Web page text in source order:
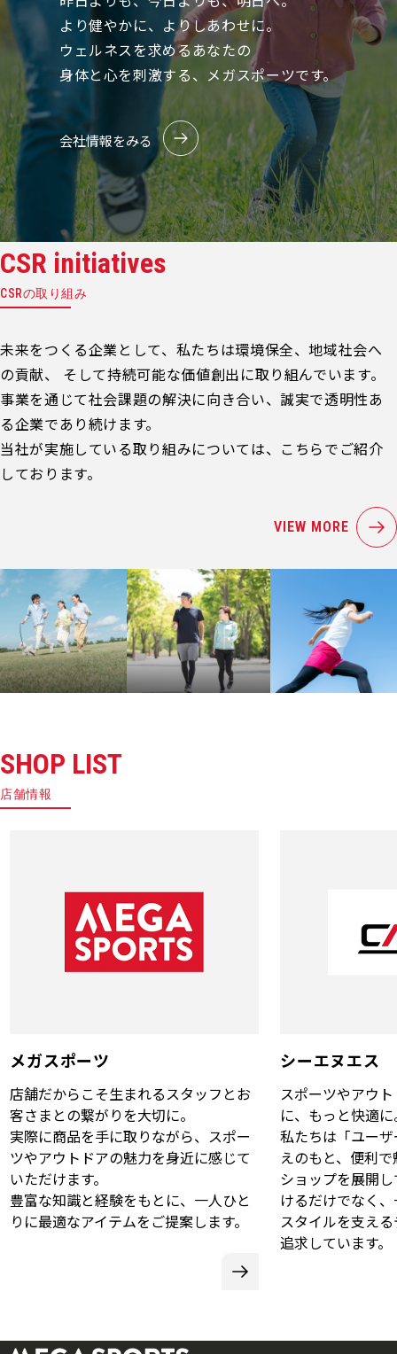
より健やかに、よりしあわせに。
ウェルネスを求めるあなたの
身体と心を刺激する、メガスポーツです。
会社情報をみる
CSR initiatives
CSRの取り組み
未来をつくる企業として、私たちは環境保全、地域社会へ
の貢献、 そして持続可能な価値創出に取り組んでいます。
事業を通じて社会課題の解決に向き合い、誠実で透明性あ
る企業であり続けます。
当社が実施している取り組みについては、こちらでご紹介
しております。
VIEW MORE
SHOP LIST
店舗情報
メガスポーツ
店舗だからこそ生まれるスタッフとお
客さまとの繋がりを大切に。
実際に商品を手に取りながら、スポー
ツやアウトドアの魅力を身近に感じて
いただけます。
豊富な知識と経験をもとに、一人ひと
りに最適なアイテムをご提案します。
シーエヌエス
スポーツやアウ
に、もっと快適
私たちは「ユー
えのもと、便利
ショップを展開
けるだけでなく
スタイルを支え
追求しています。